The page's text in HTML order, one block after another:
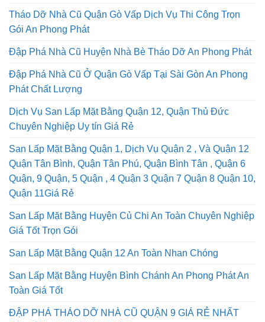
Tháo Dỡ Nhà Cũ Quận Gò Vấp Dịch Vụ Thi Công Trọn
Gói An Phong Phát
Đập Phá Nhà Cũ Huyện Nhà Bè Tháo Dỡ An Phong Phát
Đập Phá Nhà Cũ Ở Quận Gò Vấp Tại Sài Gòn An Phong
Phát Chất Lượng
Dịch Vụ San Lấp Mặt Bằng Quận 12, Quận Thủ Đức
Chuyên Nghiệp Uy tín Giá Rẻ
San Lấp Mặt Bằng Quận 1, Dịch Vụ Quận 2 , Và Quận 12
Quận Tân Bình, Quận Tân Phú, Quận Bình Tân , Quận 6
Quận, 9 Quận, 5 Quận , 4 Quận 3 Quận 7 Quận 8 Quận 10,
Quận 11Giá Rẻ
San Lấp Mặt Bằng Huyện Củ Chi An Toàn Chuyên Nghiệp
Giá Tốt Trọn Gói
San Lấp Mặt Bằng Quận 12 An Toàn Nhan Chóng
San Lấp Mặt Bằng Huyện Bình Chánh An Phong Phát An
Toàn Giá Tốt
ĐẬP PHÁ THÁO DỠ NHÀ CŨ QUẬN 9 GIÁ RẺ NHẤT